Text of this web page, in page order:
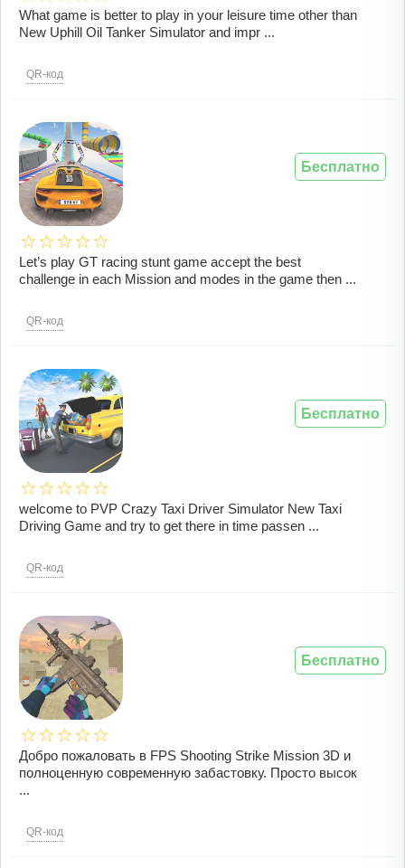
What game is better to play in your leisure time other than
New Uphill Oil Tanker Simulator and impr ...
QR-код
Let’s play GT racing stunt game accept the best
challenge in each Mission and modes in the game then ...
QR-код
Бесплатно
welcome to PVP Crazy Taxi Driver Simulator New Taxi
Driving Game and try to get there in time passen ...
QR-код
Бесплатно
Добро пожаловать в FPS Shooting Strike Mission 3D и
полноценную современную забастовку. Просто высок
...
QR-код
Бесплатно